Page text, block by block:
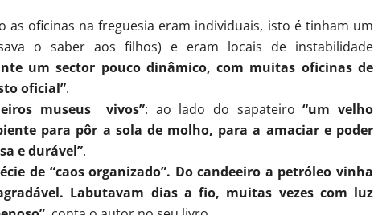
as oficinas na freguesia eram individuais, isto é tinham um
o saber aos filhos) e eram locais de instabilidade
um sector pouco dinâmico, com muitas oficinas de
oficial”.
museus vivos”: ao lado do sapateiro “um velho
para pôr a sola de molho, para a amaciar e poder
e durável”.
de “caos organizado”. Do candeeiro a petróleo vinha
Labutavam dias a fio, muitas vezes com luz